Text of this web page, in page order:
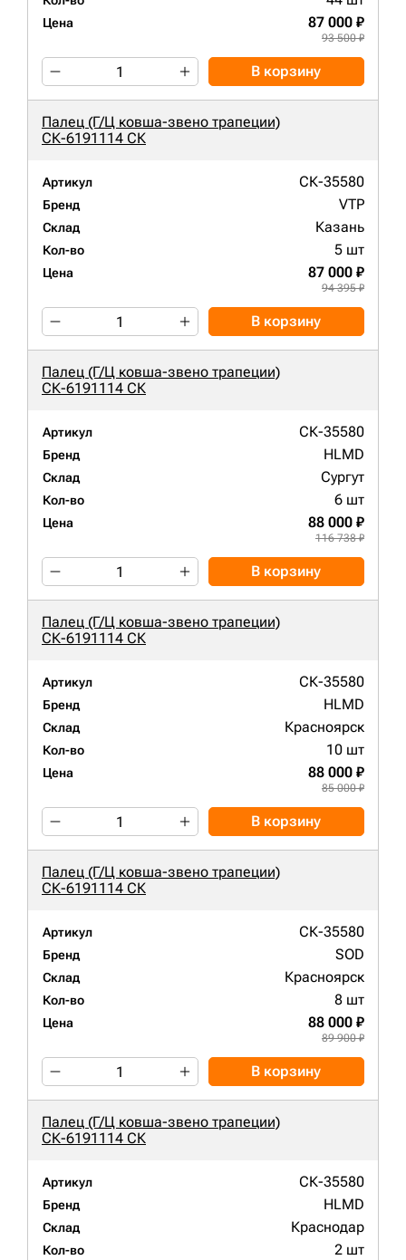
Цена 87 000 ₽
93 500 ₽
В корзину
Палец (Г/Ц ковша-звено трапеции)
СК-6191114 СК
Артикул СК-35580
Бренд VTP
Склад Казань
Кол-во 5 шт
Цена 87 000 ₽
94 395 ₽
В корзину
Палец (Г/Ц ковша-звено трапеции)
СК-6191114 СК
Артикул СК-35580
Бренд HLMD
Склад Сургут
Кол-во 6 шт
Цена 88 000 ₽
116 738 ₽
В корзину
Палец (Г/Ц ковша-звено трапеции)
СК-6191114 СК
Артикул СК-35580
Бренд HLMD
Склад Красноярск
Кол-во 10 шт
Цена 88 000 ₽
85 000 ₽
В корзину
Палец (Г/Ц ковша-звено трапеции)
СК-6191114 СК
Артикул СК-35580
Бренд SOD
Склад Красноярск
Кол-во 8 шт
Цена 88 000 ₽
89 900 ₽
В корзину
Палец (Г/Ц ковша-звено трапеции)
СК-6191114 СК
Артикул СК-35580
Бренд HLMD
Склад Краснодар
Кол-во 2 шт